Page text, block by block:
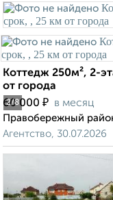
2/8
Коттедж 250м², 2-
от города
60 000 ₽ в месяц
Правобережный
Агентство, 30.07.2026